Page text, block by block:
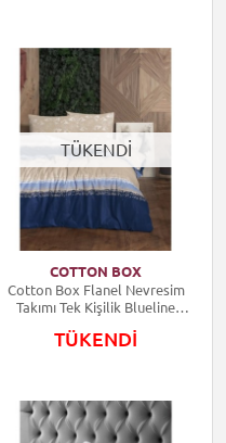
TÜKENDİ
COTTON BOX
Cotton Box Flanel Nevresim
Takımı Tek Kişilik Blueline
TÜKENDİ